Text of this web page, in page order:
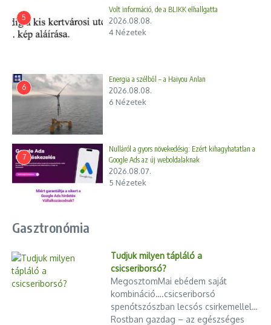
5
Volt információ, de a BLIKK elhallgatta
2026.08.08.
4 Nézetek
6
Energia a szélből – a Haiyou Anlan
2026.08.08.
6 Nézetek
7
Nulláról a gyors növekedésig: Ezért kihagyhatatlan a
Google Ads az új weboldalaknak
2026.08.07.
5 Nézetek
Gasztronómia
Tudjuk milyen tápláló a
csicseriborsó?
MegosztomMai ebédem saját
kombináció….csicseriborsó
spenótszószban lecsós csirkemellel…
Rostban gazdag – az egészséges